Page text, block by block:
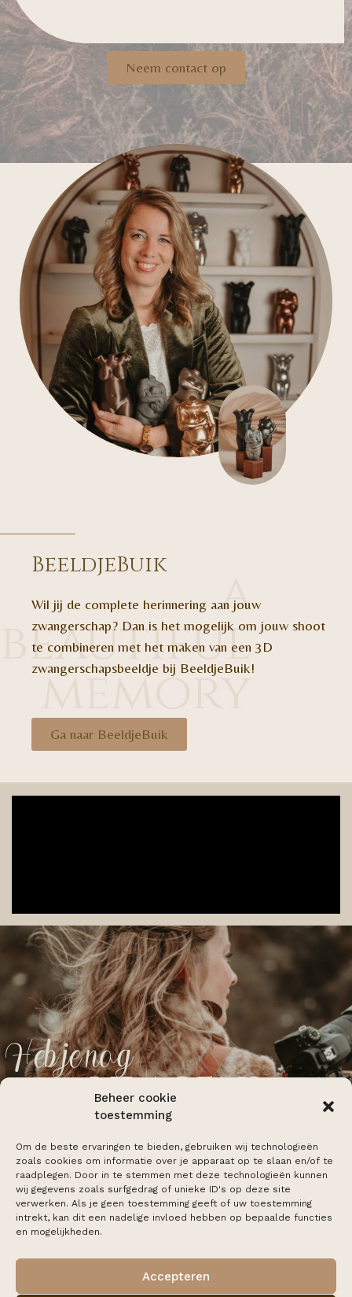
Beheer cookie
toestemming
Om de beste ervaringen te bieden, gebruiken wij technologieën
zoals cookies om informatie over je apparaat op te slaan en/of te
raadplegen. Door in te stemmen met deze technologieën kunnen
wij gegevens zoals surfgedrag of unieke ID's op deze site
verwerken. Als je geen toestemming geeft of uw toestemming
intrekt, kan dit een nadelige invloed hebben op bepaalde functies
en mogelijkheden.
Accepteren
Neem contact op
BeeldjeBuik
Wil jij de complete herinnering aan jouw
zwangerschap? Dan is het mogelijk om jouw shoot
te combineren met het maken van een 3D
zwangerschapsbeeldje bij BeeldjeBuik!
Ga naar BeeldjeBuik
a
beautiful
memory
Heb je nog
vragen?
Neem contact op